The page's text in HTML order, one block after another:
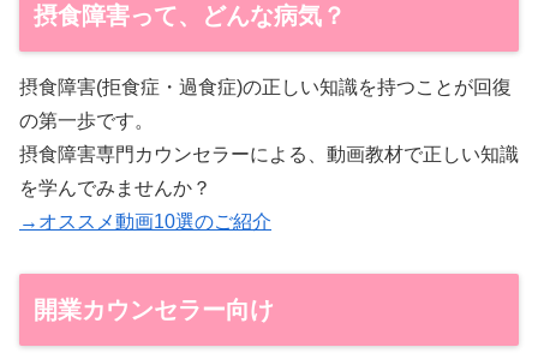
摂食障害って、どんな病気？
摂食障害(拒食症・過食症)の正しい知識を持つことが回復
の第一歩です。
摂食障害専門カウンセラーによる、動画教材で正しい知識
を学んでみませんか？
→オススメ動画10選のご紹介
開業カウンセラー向け